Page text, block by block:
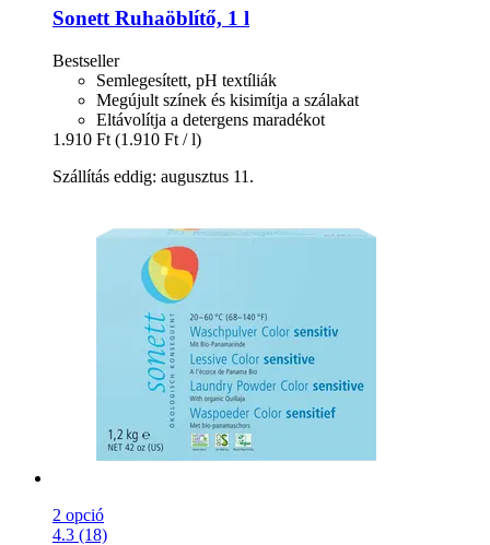
Sonett Ruhaöblítő, 1 l
Bestseller
Semlegesített, pH textíliák
Megújult színek és kisimítja a szálakat
Eltávolítja a detergens maradékot
1.910 Ft (1.910 Ft / l)
Szállítás eddig: augusztus 11.
2 opció
4.3 (18)